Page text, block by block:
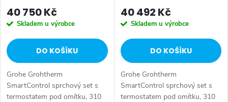
40 750 Kč
Skladem u výrobce
DO KOŠÍKU
Grohe Grohtherm
SmartControl sprchový set s
termostatem pod omítku, 310
40 492 Kč
Skladem u výrobce
DO KOŠÍKU
Grohe Grohtherm
SmartControl sprchový set s
termostatem pod omítku, 310